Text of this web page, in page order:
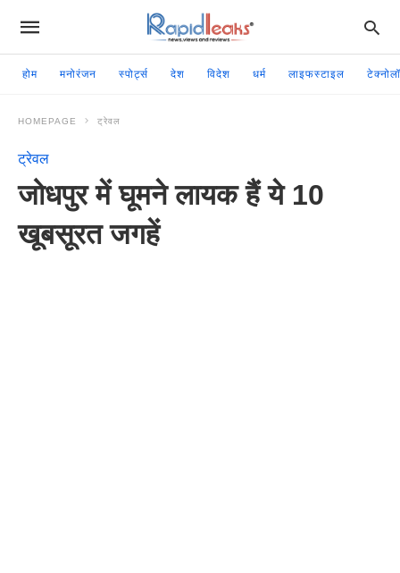
होम मनोरंजन स्पोर्ट्स देश विदेश धर्म लाइफस्टाइल
HOMEPAGE ट्रेवल
ट्रेवल
जोधपुर में घूमने लायक हैं ये 10
खूबसूरत जगहें